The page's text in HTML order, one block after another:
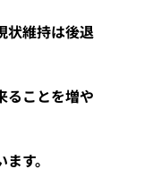
状維持は後退
ることを増や
す。